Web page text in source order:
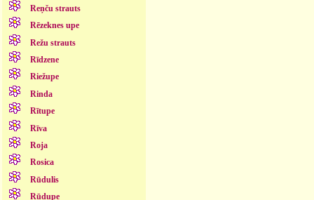
Reņču strauts
Rēzeknes upe
Režu strauts
Rīdzene
Riežupe
Rinda
Rītupe
Rīva
Roja
Rosica
Rūdulis
Rūdupe